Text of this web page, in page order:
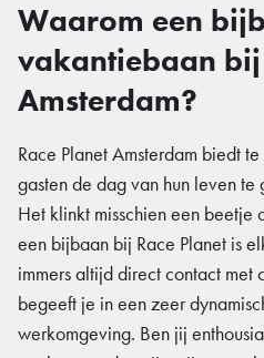
Waarom een
vakantiebaan bij
Amsterdam?
Race Planet Amsterdam biedt
gasten de dag van hun leven te
Het klinkt misschien een beetje
een bijbaan bij Race Planet is
immers altijd direct contact met
begeeft je in een zeer
werkomgeving. Ben jij